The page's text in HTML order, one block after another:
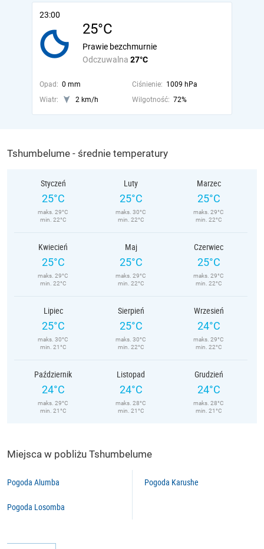
23:00
25°C
Odczuwalna 27°C
Prawie bezchmurnie
Opad: 0 mm Ciśnienie: 1009 hPa
Wiatr:
2 km/h Wilgotność: 72%
Tshumbelume - średnie temperatury
Styczeń
25°C
maks. 29°C
min. 22°C
Luty
25°C
maks. 30°C
min. 22°C
Marzec
25°C
maks. 29°C
min. 22°C
Kwiecień
25°C
maks. 29°C
min. 22°C
Maj
25°C
maks. 29°C
min. 22°C
Czerwiec
25°C
maks. 29°C
min. 22°C
Lipiec
25°C
maks. 30°C
min. 21°C
Sierpień
25°C
maks. 30°C
min. 22°C
Wrzesień
24°C
maks. 29°C
min. 22°C
Październik
24°C
maks. 29°C
min. 21°C
Listopad
24°C
maks. 28°C
min. 21°C
Grudzień
24°C
maks. 28°C
min. 21°C
Miejsca w pobliżu Tshumbelume
Pogoda Alumba
Pogoda Losomba
Pogoda Karushe